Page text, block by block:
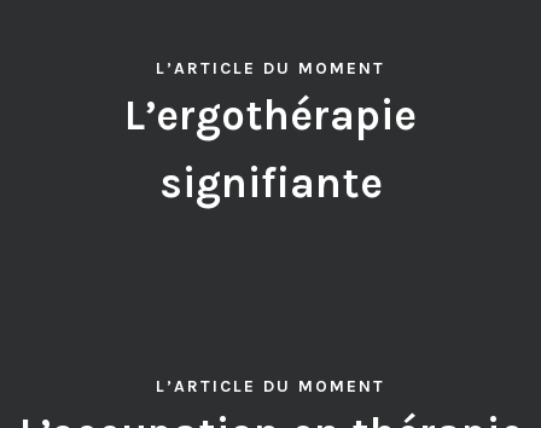
L’ARTICLE DU MOMENT
L’ergothérapie
signifiante
L’ARTICLE DU MOMENT